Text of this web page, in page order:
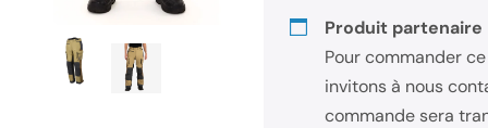
Produit partenaire
Pour commander
invitons à nous
commande sera